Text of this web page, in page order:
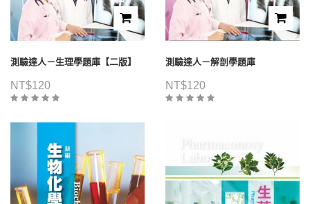
測驗達人－生理學題庫【二版】
NT$120
測驗達人－解剖學題庫
NT$120